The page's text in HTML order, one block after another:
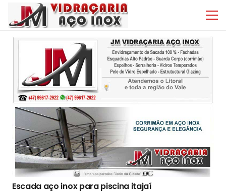
Escada aço inox para piscina itajaí